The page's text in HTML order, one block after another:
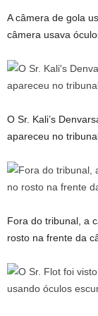
A câmera de gola
câmera usava
O Sr. Kali’s
apareceu no
Fora do tribunal, a
rosto na frente da